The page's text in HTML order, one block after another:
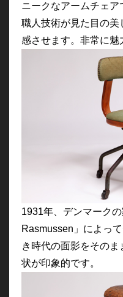
ニークなアームチェ
職人技術が見た目の美
感させます。非常に魅
1931年、デンマーク
Rasmussen」によっ
き時代の面影をその
状が印象的です。